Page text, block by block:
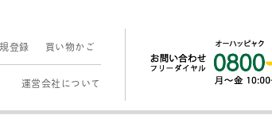
登録 買い物かご
運営会社について